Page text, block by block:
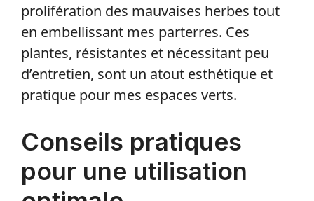
prolifération des mauvaises herbes tout
en embellissant mes parterres. Ces
plantes, résistantes et nécessitant peu
d’entretien, sont un atout esthétique et
pratique pour mes espaces verts.
Conseils pratiques
pour une utilisation